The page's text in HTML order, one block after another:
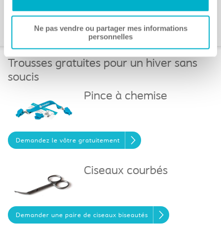
Ne pas vendre ou partager mes informations
personnelles
📞 Vous pouvez également nous
appeler au 1-866-293-6349
Trousses gratuites pour un hiver sans
soucis
Pince à chemise
Demandez le vôtre gratuitement
Ciseaux courbés
Demander une paire de ciseaux biseautés